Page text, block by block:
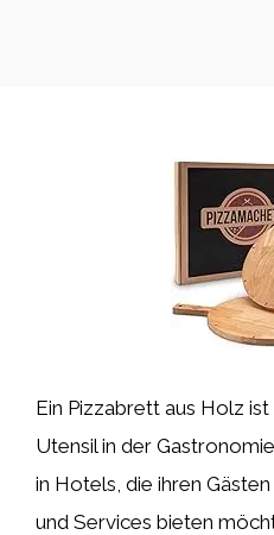
Ein Pizzabrett aus Holz
Utensil in der
in Hotels, die ihren
und Services bieten